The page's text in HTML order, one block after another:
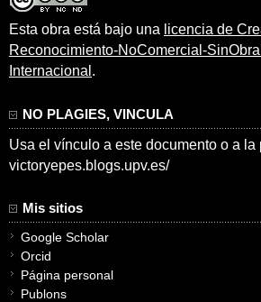
Esta obra está bajo una licencia de
Reconocimiento-NoComercial-
Internacional .
NO PLAGIES, VINCULA
Usa el vínculo a este documento o a la
victoryepes.blogs.upv.es/
Mis sitios
Google Scholar
Orcid
Página personal
Publons